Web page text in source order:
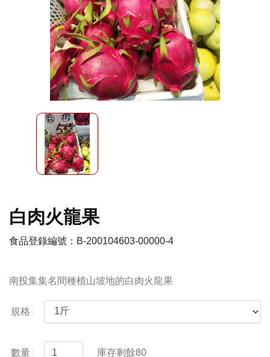
白肉火龍果
食品登錄編號：B-200104603-00000-4
南投集集名間種植山坡地的白肉火龍果
規格
數量 庫存剩餘80